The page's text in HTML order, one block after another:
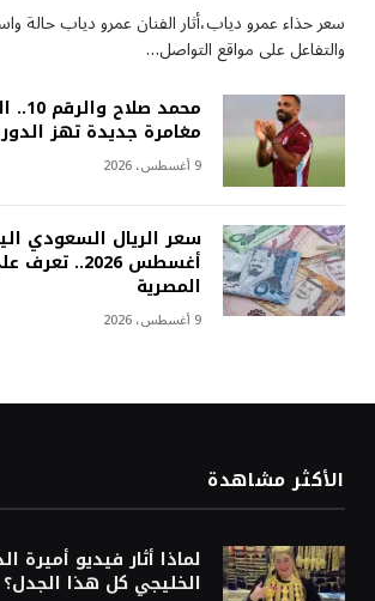
سعر حذاء عمرو دياب،أثار الفنان عمرو دياب حالة
والتفاعل على مواقع التواصل…
محمد
مغامرة جديدة تهز
9 أغسطس، 2026
أغسطس 2026..
المصرية
9 أغسطس، 2026
الأكثر مشاهدة
لماذا أثار فيديو أميرة
الخليجي كل هذا الجدل؟